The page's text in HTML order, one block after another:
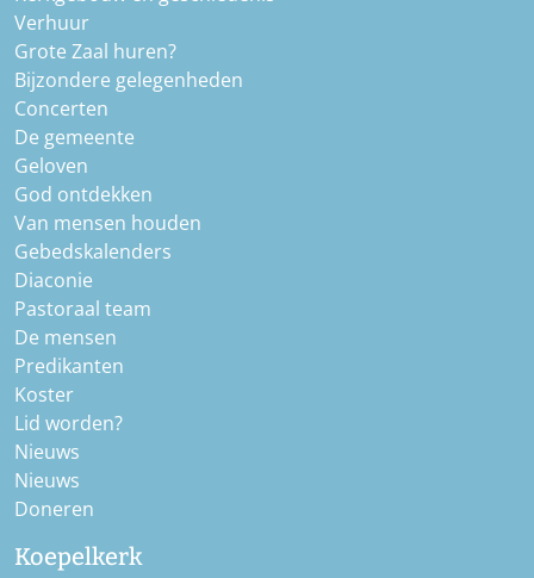
Verhuur
Grote Zaal huren?
Bijzondere gelegenheden
Concerten
De gemeente
Geloven
God ontdekken
Van mensen houden
Gebedskalenders
Diaconie
Pastoraal team
De mensen
Predikanten
Koster
Lid worden?
Nieuws
Nieuws
Doneren
Koepelkerk